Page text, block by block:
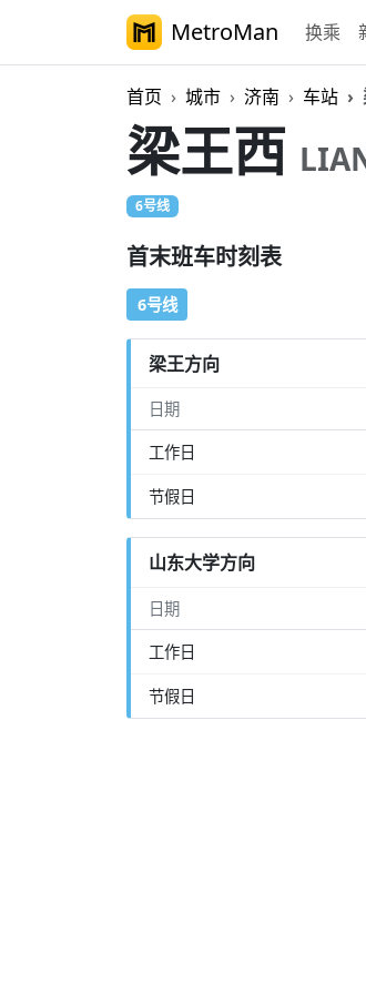
MetroMan 换乘
首页 城市 济南 车站
梁王西
6号线
首末班车时刻表
6号线
梁王方向
日期
工作日
节假日
山东大学方向
日期
工作日
节假日